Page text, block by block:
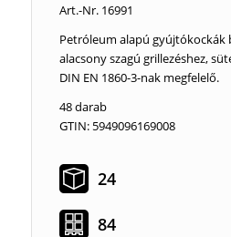
Art.-Nr. 16991
Petróleum alapú gyújtókockák
alacsony szagú grillezéshez,
DIN EN 1860-3-nak megfelelő.
48 darab
GTIN: 5949096169008
24
84